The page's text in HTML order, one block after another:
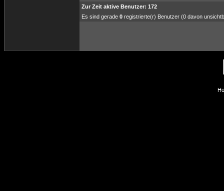
Zur Zeit aktive Benutzer: 172
Es sind gerade 0 registrierte(r) Benutzer (0 davon